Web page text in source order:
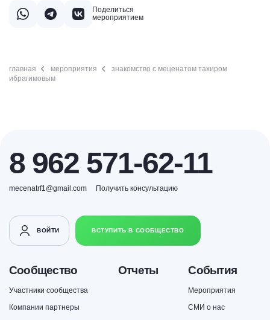
Поделиться
мероприятием
главная мероприятия
знакомство с меценатом тахиром
ибрагимовым
8 962 571-62-11
mecenatrf1@gmail.com Получить консультацию
ВОЙТИ ВСТУПИТЬ В СООБЩЕСТВО
Сообщество
Участники сообщества
Компании партнеры
Отчеты События
Мероприятия
СМИ о нас